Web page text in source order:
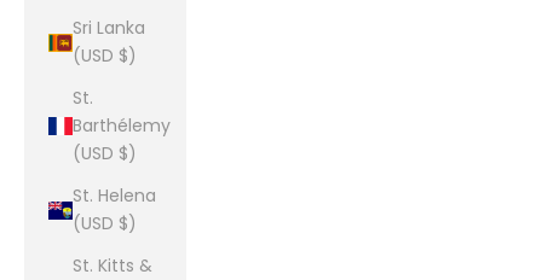
Sri Lanka
(USD $)
St.
Barthélemy
(USD $)
St. Helena
(USD $)
St. Kitts &